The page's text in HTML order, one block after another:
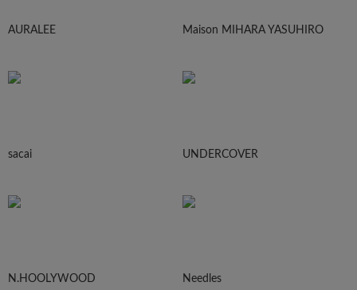
AURALEE Maison MIHARA YASUHIRO
sacai UNDERCOVER
N.HOOLYWOOD Needles